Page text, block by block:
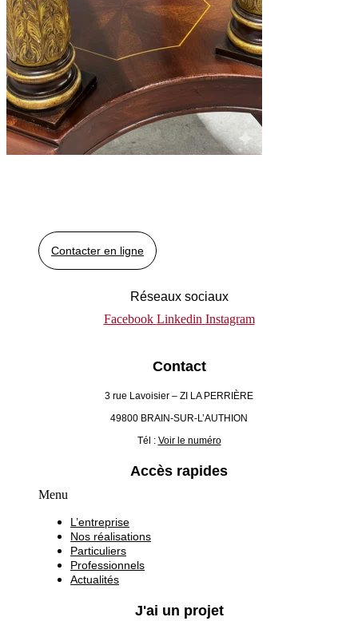
Contacter en ligne
Réseaux sociaux
Facebook Linkedin Instagram
Contact
3 rue Lavoisier – ZI LA PERRIÈRE
49800 BRAIN-SUR-L’AUTHION
Tél : Voir le numéro
Accès rapides
Menu
L’entreprise
Nos réalisations
Particuliers
Professionnels
Actualités
J'ai un projet